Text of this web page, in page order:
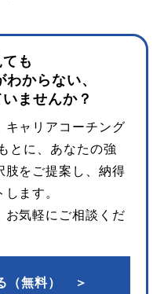
も
からない、
ませんか？
キャリアコーチング
とに、あなたの強
肢をご提案し、納得
ます。
お気軽にご相談くだ
（無料） ＞